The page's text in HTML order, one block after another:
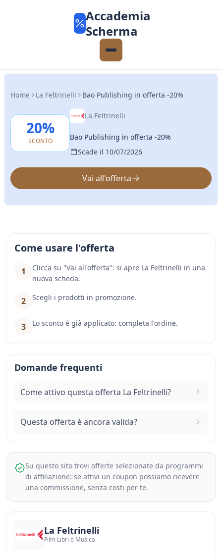
Accademia
Scherma
Home La Feltrinelli Bao Publishing in offerta -20%
20%
SCONTO
La Feltrinelli
Bao Publishing in offerta -20%
Scade il 10/07/2026
Vai all'offerta
Come usare l'offerta
1
Clicca su "Vai all'offerta": si apre La Feltrinelli in una
nuova scheda.
2 Scegli i prodotti in promozione.
3 Lo sconto è già applicato: completa l'ordine.
Domande frequenti
Come attivo questa offerta La Feltrinelli?
Questa offerta è ancora valida?
Su questo sito trovi offerte selezionate da programmi
di affiliazione: se attivi un coupon possiamo ricevere
una commissione, senza costi per te.
La Feltrinelli
Film Libri e Musica